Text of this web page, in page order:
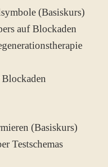
(Basiskurs)
auf Blockaden
(Basiskurs)
Testschemas